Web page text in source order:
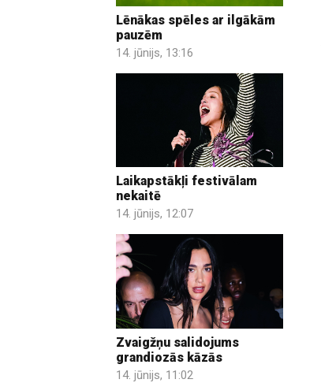
Lēnākas spēles ar ilgākām
pauzēm
14. jūnijs, 13:16
Laikapstākļi festivālam
nekaitē
14. jūnijs, 12:07
Zvaigžņu salidojums
grandiozās kāzās
14. jūnijs, 11:02